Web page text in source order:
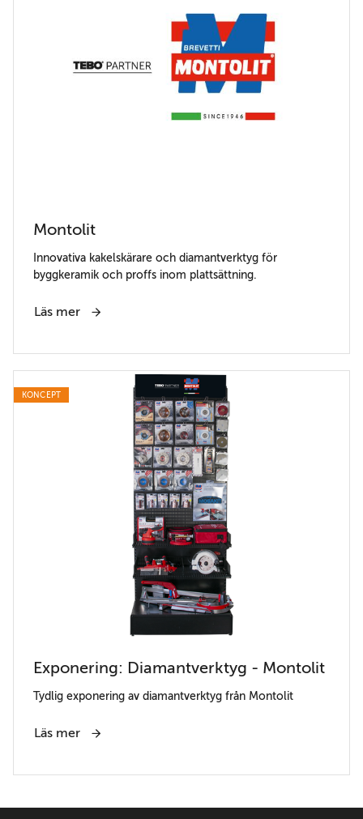
Montolit
Innovativa kakelskärare och diamantverktyg för
byggkeramik och proffs inom plattsättning.
Läs mer
KONCEPT
Exponering: Diamantverktyg - Montolit
Tydlig exponering av diamantverktyg från Montolit
Läs mer